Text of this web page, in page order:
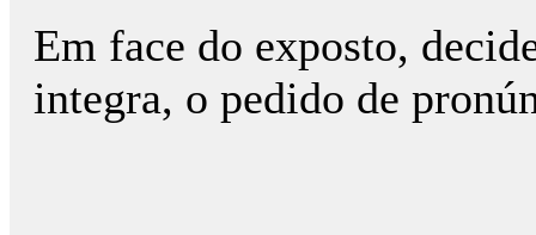
Em face do exposto,
integra, o pedido de